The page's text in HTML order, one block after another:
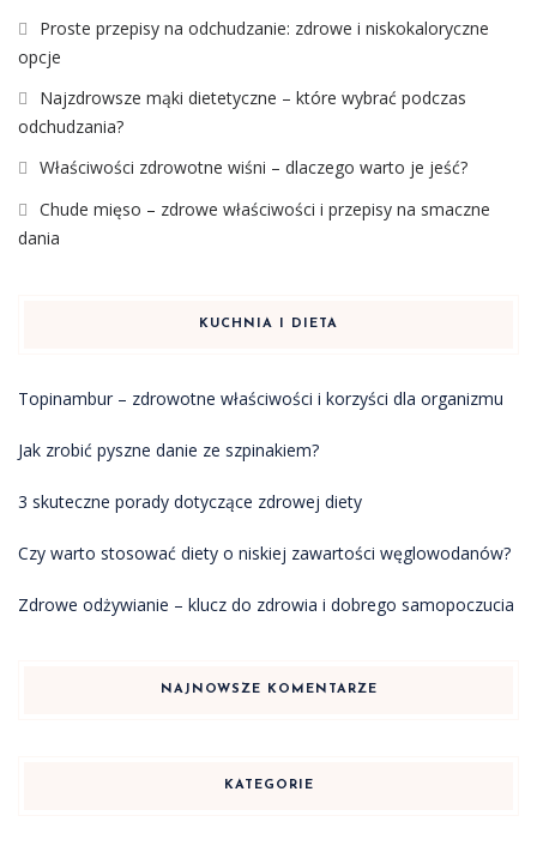
Proste przepisy na odchudzanie: zdrowe i niskokaloryczne
opcje
Najzdrowsze mąki dietetyczne – które wybrać podczas
odchudzania?
Właściwości zdrowotne wiśni – dlaczego warto je jeść?
Chude mięso – zdrowe właściwości i przepisy na smaczne
dania
KUCHNIA I DIETA
Topinambur – zdrowotne właściwości i korzyści dla organizmu
Jak zrobić pyszne danie ze szpinakiem?
3 skuteczne porady dotyczące zdrowej diety
Czy warto stosować diety o niskiej zawartości węglowodanów?
Zdrowe odżywianie – klucz do zdrowia i dobrego samopoczucia
NAJNOWSZE KOMENTARZE
KATEGORIE